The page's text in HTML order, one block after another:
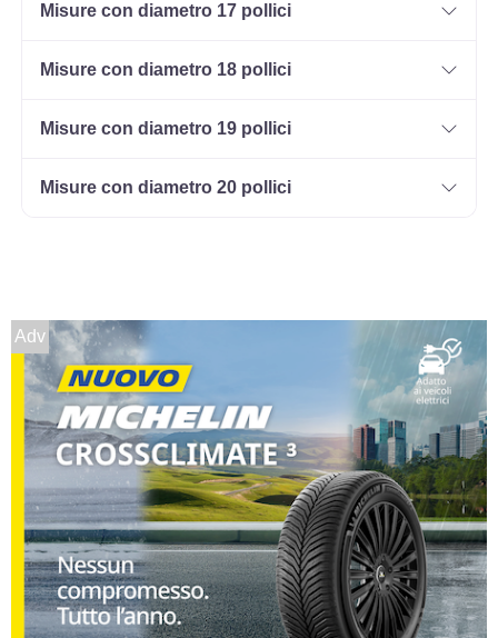
Misure con diametro 17 pollici
Misure con diametro 18 pollici
Misure con diametro 19 pollici
Misure con diametro 20 pollici
Adv